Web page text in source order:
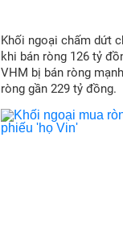
Khối ngoại chấm dứt
khi bán ròng 126 tỷ
VHM bị bán ròng
ròng gần 229 tỷ đồng.